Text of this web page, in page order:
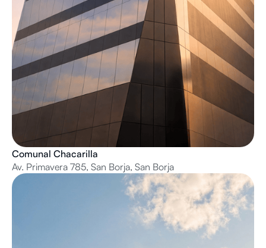
Comunal Chacarilla
Av. Primavera 785, San Borja, San Borja